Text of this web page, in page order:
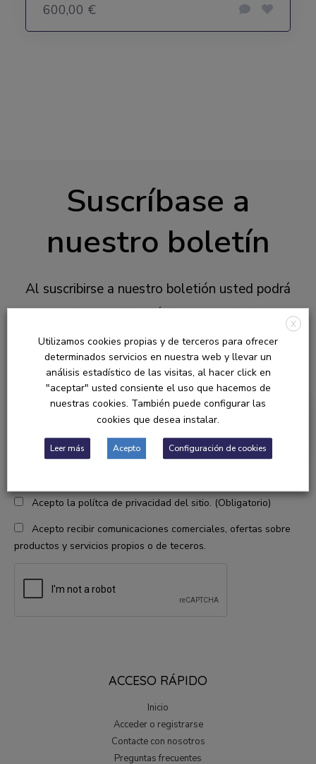
600,00 €
Suscríbase a
nuestro boletín
Al suscribirse a nuestro boletión usted podrá
estar al tanto de las últimas novedades en
nuestro marketplace de escultura.
Soy escultor/a
Soy licitador público o privado.
Acepto la polítca de privacidad del sitio. (Obligatorio)
Acepto recibir comunicaciones comerciales, ofertas sobre
productos y servicios propios o de teceros.
SUSCRIBIRME
ACCESO RÁPIDO
Inicio
Acceder o registrarse
Contacte con nosotros
Preguntas frecuentes
X
Utilizamos cookies propias y de terceros para ofrecer
determinados servicios en nuestra web y llevar un
análisis estadístico de las visitas, al hacer click en
"aceptar" usted consiente el uso que hacemos de
nuestras cookies. También puede configurar las
cookies que desea instalar.
Leer más Acepto Configuración de cookies